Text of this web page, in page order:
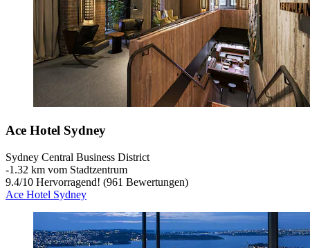
Ace Hotel Sydney
Sydney Central Business District
‐1.32 km vom Stadtzentrum
9.4/10 Hervorragend! (961 Bewertungen)
Ace Hotel Sydney